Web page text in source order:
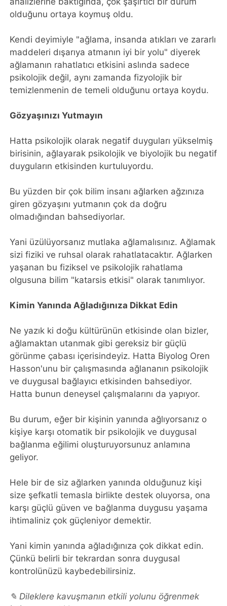
olduğunu ortaya koymuş oldu.
Kendi deyimiyle "ağlama, insanda atıkları ve zararlı
maddeleri dışarıya atmanın iyi bir yolu" diyerek
ağlamanın rahatlatıcı etkisini aslında sadece
psikolojik değil, aynı zamanda fizyolojik bir
temizlenmenin de temeli olduğunu ortaya koydu.
Gözyaşınızı Yutmayın
Hatta psikolojik olarak negatif duyguları yükselmiş
birisinin, ağlayarak psikolojik ve biyolojik bu negatif
duyguların etkisinden kurtuluyordu.
Bu yüzden bir çok bilim insanı ağlarken ağzınıza
giren gözyaşını yutmanın çok da doğru
olmadığından bahsediyorlar.
Yani üzülüyorsanız mutlaka ağlamalısınız. Ağlamak
sizi fiziki ve ruhsal olarak rahatlatacaktır. Ağlarken
yaşanan bu fiziksel ve psikolojik rahatlama
olgusuna bilim "katarsis etkisi" olarak tanımlıyor.
Kimin Yanında Ağladığınıza Dikkat Edin
Ne yazık ki doğu kültürünün etkisinde olan bizler,
ağlamaktan utanmak gibi gereksiz bir güçlü
görünme çabası içerisindeyiz. Hatta Biyolog Oren
Hasson'unu bir çalışmasında ağlananın psikolojik
ve duygusal bağlayıcı etkisinden bahsediyor.
Hatta bunun deneysel çalışmalarını da yapıyor.
Bu durum, eğer bir kişinin yanında ağlıyorsanız o
kişiye karşı otomatik bir psikolojik ve duygusal
bağlanma eğilimi oluşturuyorsunuz anlamına
geliyor.
Hele bir de siz ağlarken yanında olduğunuz kişi
size şefkatli temasla birlikte destek oluyorsa, ona
karşı güçlü güven ve bağlanma duygusu yaşama
ihtimaliniz çok güçleniyor demektir.
Yani kimin yanında ağladığınıza çok dikkat edin.
Çünkü belirli bir tekrardan sonra duygusal
kontrolünüzü kaybedebilirsiniz.
✎ Dileklere kavuşmanın etkili yolunu öğrenmek